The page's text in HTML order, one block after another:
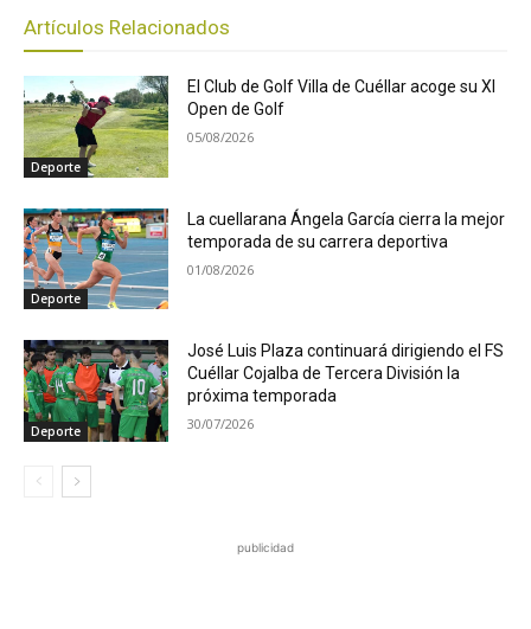
Artículos Relacionados
Deporte
El Club de Golf Villa de Cuéllar acoge su XI
Open de Golf
05/08/2026
Deporte
La cuellarana Ángela García cierra la mejor
temporada de su carrera deportiva
01/08/2026
Deporte
José Luis Plaza continuará dirigiendo el FS
Cuéllar Cojalba de Tercera División la
próxima temporada
30/07/2026
publicidad